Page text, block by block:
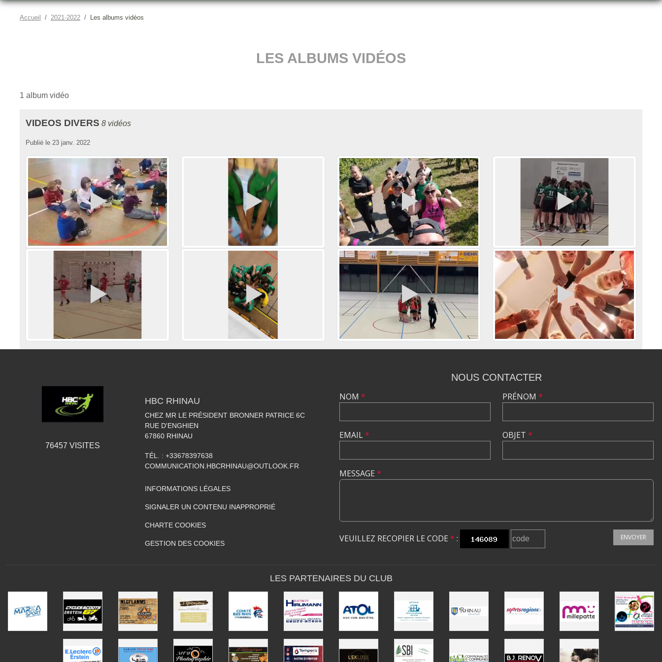
Accueil 2021-2022 Les albums vidéos
LES ALBUMS VIDÉOS
1 album vidéo
VIDEOS DIVERS 8 vidéos
Publié le 23 janv. 2022
76457 VISITES
HBC RHINAU
CHEZ MR LE PRÉSIDENT BRONNER PATRICE 6C
RUE D'ENGHIEN
67860 RHINAU
TÉL. : +33678397638
COMMUNICATION.HBCRHINAU@OUTLOOK.FR
INFORMATIONS LÉGALES
SIGNALER UN CONTENU INAPPROPRIÉ
CHARTE COOKIES
GESTION DES COOKIES
NOUS CONTACTER
NOM *
EMAIL*
PRÉNOM *
OBJET *
MESSAGE *
VEUILLEZ RECOPIER LE CODE * : ENVOYER
LES PARTENAIRES DU CLUB